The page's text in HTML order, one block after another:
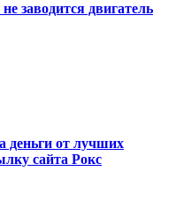
заводится двигатель
деньги от лучших
сайта Рокс